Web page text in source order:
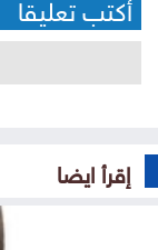
إقرأ ايضا